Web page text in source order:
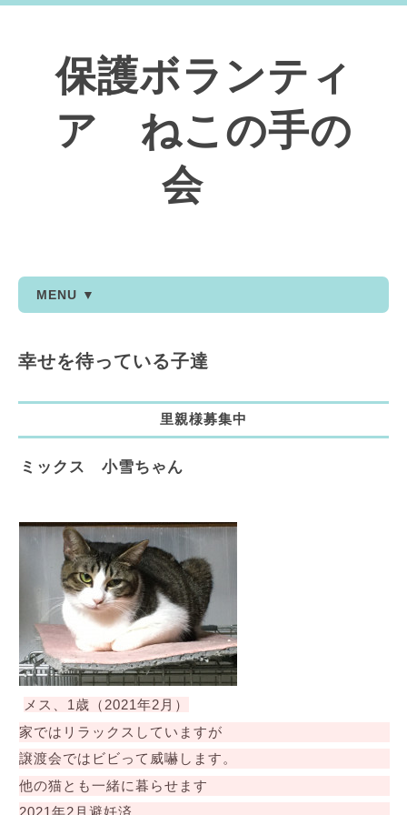
保護ボランティ
ア ねこの手の
会
MENU ▼
幸せを待っている子達
里親様募集中
ミックス 小雪ちゃん
メス、1歳（ 2021年2月）
家ではリラックスしていますが
譲渡会ではビビって威嚇します。
他の猫とも一緒に暮らせます
2021年2月避妊済